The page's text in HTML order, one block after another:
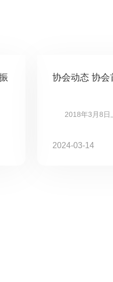
协会动态 协会
2018年3月8日
2024-03-14